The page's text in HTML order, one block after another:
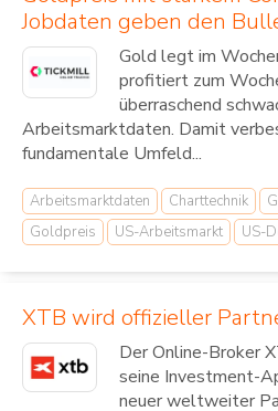
Jobdaten geben den
Gold legt im
profitiert zum
überraschend
Arbeitsmarktdaten. Damit
fundamentale Umfeld...
Arbeitsmarktdaten Charttechnik
Goldpreis
US-Arbeitsmarkt US-
XTB wird offizieller
Der Online-Broker
seine Investment-
neuer weltweiter